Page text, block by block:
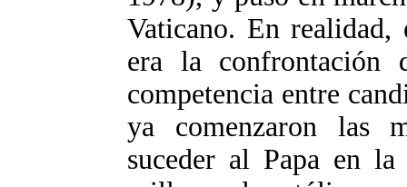
Vaticano. En
era la confrontación
competencia entre
ya comenzaron las
suceder al Papa en